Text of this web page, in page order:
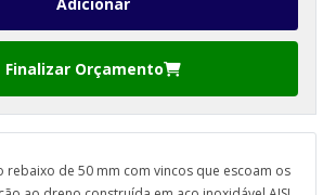
Finalizar Orçamento
rebaixo de 50 mm com vincos que escoam os